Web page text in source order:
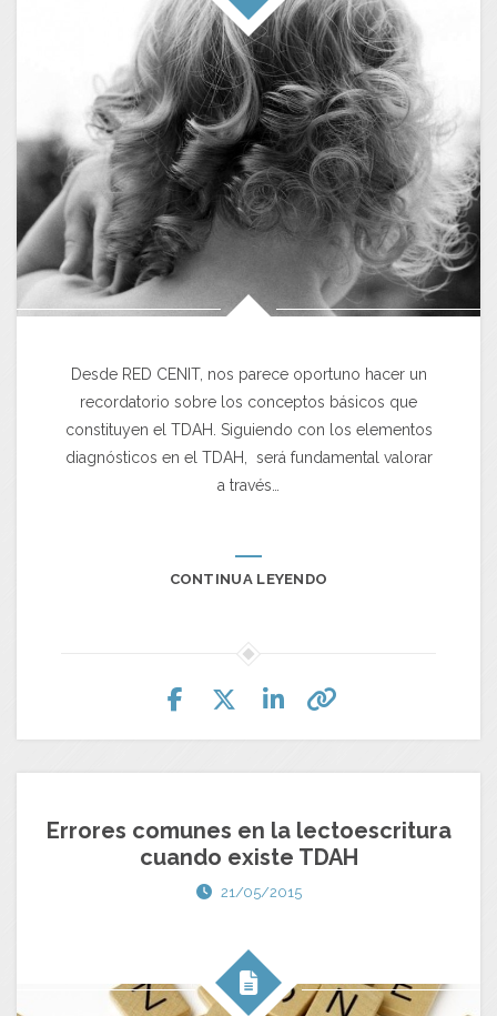
Desde RED CENIT, nos parece oportuno hacer un
recordatorio sobre los conceptos básicos que
constituyen el TDAH. Siguiendo con los elementos
diagnósticos en el TDAH, será fundamental valorar
a través…
CONTINUA LEYENDO
Errores comunes en la lectoescritura
cuando existe TDAH
21/05/2015